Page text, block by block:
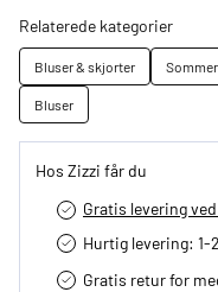
Relaterede kategorier
Bluser & skjorter
Bluser
Hos Zizzi får du
Gratis levering
Hurtig levering­: 1-
Gratis retur for